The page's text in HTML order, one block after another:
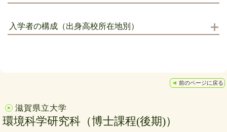
入学者の構成（出身高校所在地別）
前のページに戻る
滋賀県立大学
環境科学研究科（博士課程(後期)）